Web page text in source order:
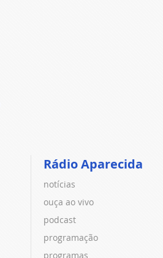
Rádio Aparecida
notícias
ouça ao vivo
podcast
programação
programas